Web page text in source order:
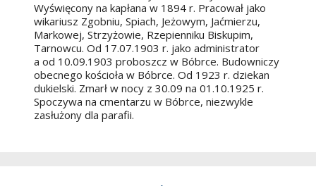
Wyświęcony na kapłana w 1894 r. Pracował jako
wikariusz Zgobniu, Spiach, Jeżowym, Jaćmierzu,
Markowej, Strzyżowie, Rzepienniku Biskupim,
Tarnowcu. Od 17.07.1903 r. jako administrator
a od 10.09.1903 proboszcz w Bóbrce. Budowniczy
obecnego kościoła w Bóbrce. Od 1923 r. dziekan
dukielski. Zmarł w nocy z 30.09 na 01.10.1925 r.
Spoczywa na cmentarzu w Bóbrce, niezwykle
zasłużony dla parafii.